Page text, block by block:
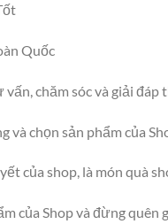
Quốc
chăm sóc và giải
chọn sản phẩm của
của shop, là món quà
của Shop và đừng quên